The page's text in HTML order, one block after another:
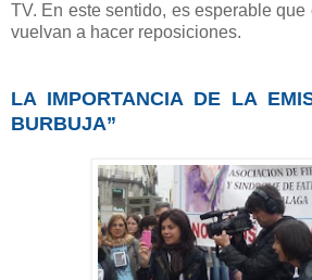
TV. En este sentido, es esperable
vuelvan a hacer reposiciones.
LA IMPORTANCIA DE LA
BURBUJA”